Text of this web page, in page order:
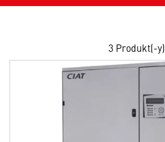
3 Produkt(-y)